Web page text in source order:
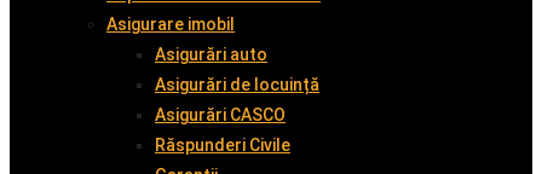
Asigurare imobil
Asigurări auto
Asigurări de locuință
Asigurări CASCO
Răspunderi Civile